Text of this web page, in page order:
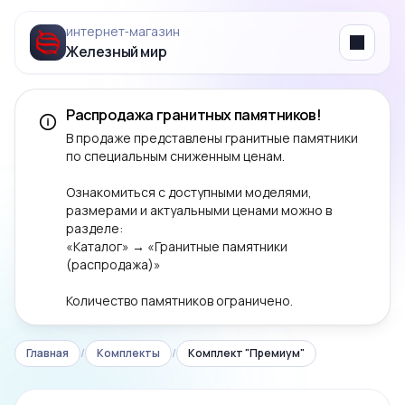
интернет‑магазин
Железный мир Menu
Распродажа гранитных памятников!
В продаже представлены гранитные памятники
по специальным сниженным ценам.
Ознакомиться с доступными моделями,
размерами и актуальными ценами можно в
разделе:
«Каталог» → «Гранитные памятники
(распродажа)»
Количество памятников ограничено.
Главная / Комплекты / Комплект "Премиум"
‹